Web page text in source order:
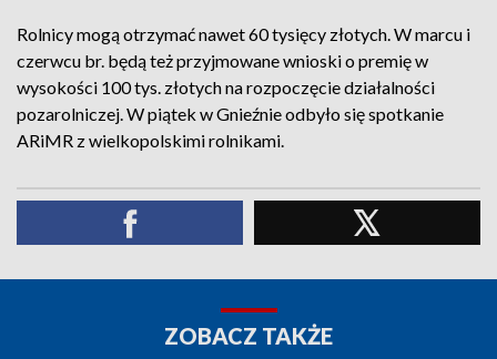
Rolnicy mogą otrzymać nawet 60 tysięcy złotych. W marcu i
czerwcu br. będą też przyjmowane wnioski o premię w
wysokości 100 tys. złotych na rozpoczęcie działalności
pozarolniczej. W piątek w Gnieźnie odbyło się spotkanie
ARiMR z wielkopolskimi rolnikami.
ZOBACZ TAKŻE